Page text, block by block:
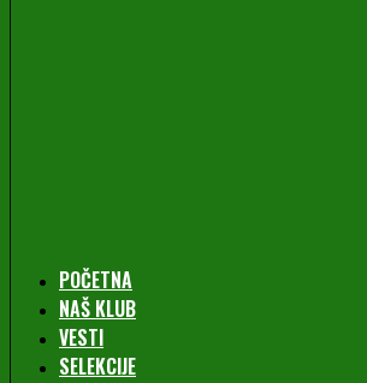
POČETNA
NAŠ KLUB
VESTI
SELEKCIJE